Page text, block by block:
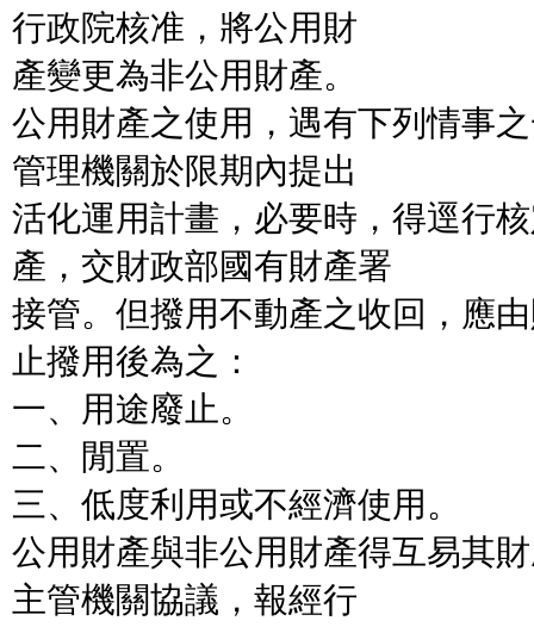
行政院核准，將公用財
產變更為非公用財產。
公用財產之使用，遇有下列情事
管理機關於限期內提出
活化運用計畫，必要時，得逕行
產，交財政部國有財產署
接管。但撥用不動產之收回，應
止撥用後為之：
一、用途廢止。
二、閒置。
三、低度利用或不經濟使用。
公用財產與非公用財產得互易其
主管機關協議，報經行